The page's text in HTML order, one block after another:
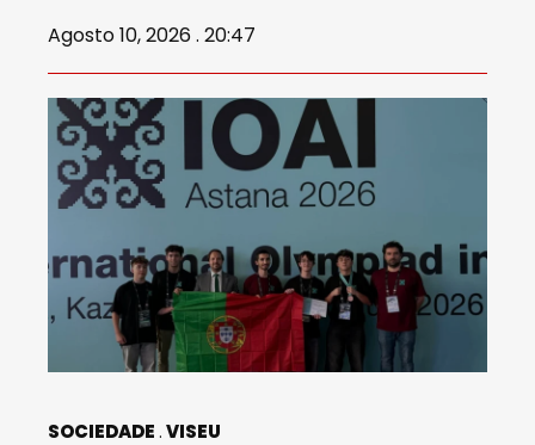
Agosto 10, 2026 . 20:47
SOCIEDADE VISEU